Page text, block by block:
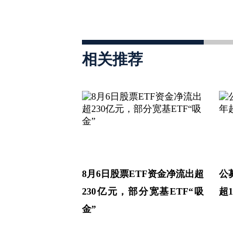
相关推荐
8月6日股票ETF资金净流出超
230亿元，部分宽基ETF“吸
金”
公
超